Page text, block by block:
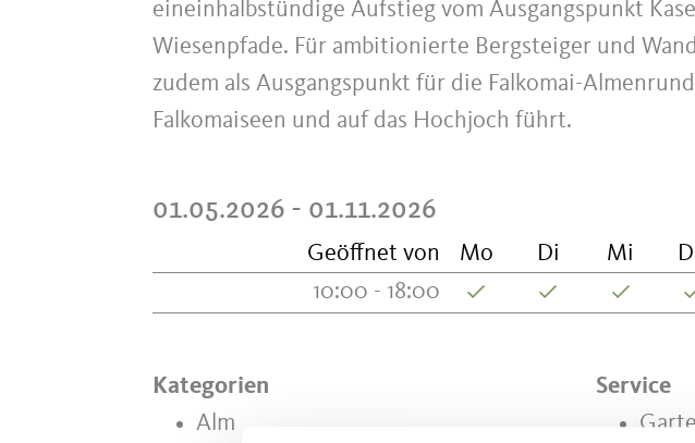
eineinhalbstündige Aufstieg vom Ausgangspunkt
Wiesenpfade. Für ambitionierte Bergsteiger und
zudem als Ausgangspunkt für die Falkomai-
Falkomaiseen und auf das Hochjoch führt.
01.05.2026 - 01.11.2026
Geöffnet von Mo Di Mi
10:00 - 18:00
Kategorien
Alm
Service